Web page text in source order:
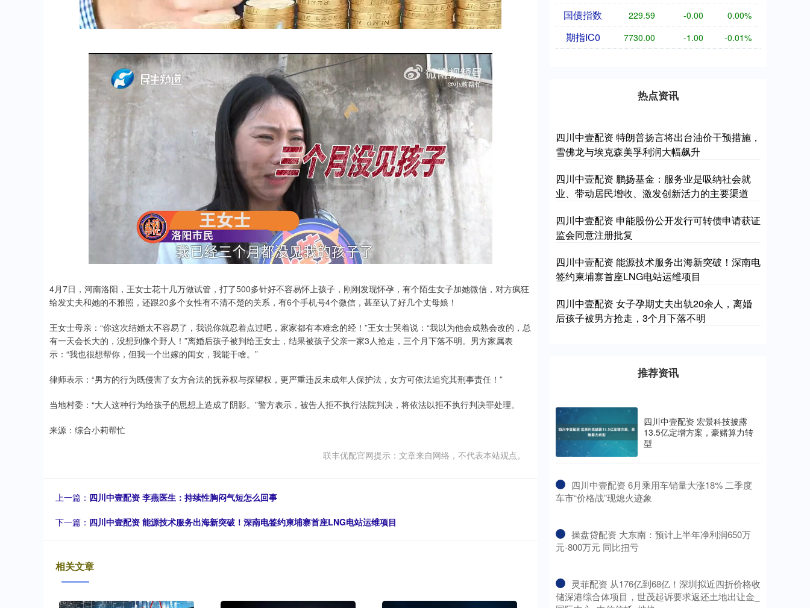
4月7日，河南洛阳，王女士花十几万做试管，打了500多针好不容易怀上孩子，刚刚发现怀孕，有个陌生女子加她微信，对方疯狂
给发丈夫和她的不雅照，还跟20多个女性有不清不楚的关系，有6个手机号4个微信，甚至认了好几个丈母娘！
王女士母亲：“你这次结婚太不容易了，我说你就忍着点过吧，家家都有本难念的经！”王女士哭着说：“我以为他会成熟会改的，总
有一天会长大的，没想到像个野人！”离婚后孩子被判给王女士，结果被孩子父亲一家3人抢走，三个月下落不明。男方家属表
示：“我也很想帮你，但我一个出嫁的闺女，我能干啥。”
律师表示：“男方的行为既侵害了女方合法的抚养权与探望权，更严重违反未成年人保护法，女方可依法追究其刑事责任！”
当地村委：“大人这种行为给孩子的思想上造成了阴影。”警方表示，被告人拒不执行法院判决，将依法以拒不执行判决罪处理。
来源：综合小莉帮忙
联丰优配官网提示：文章来自网络，不代表本站观点。
上一篇： 四川中壹配资 李燕医生：持续性胸闷气短怎么回事
下一篇： 四川中壹配资 能源技术服务出海新突破！深南电签约柬埔寨首座LNG电站运维项目
相关文章
国债指数 229.59 -0.00 0.00%
期指IC0 7730.00 -1.00 -0.01%
热点资讯
四川中壹配资 特朗普扬言将出台油价干预措施，
雪佛龙与埃克森美孚利润大幅飙升
四川中壹配资 鹏扬基金：服务业是吸纳社会就
业、带动居民增收、激发创新活力的主要渠道
四川中壹配资 申能股份公开发行可转债申请获证
监会同意注册批复
四川中壹配资 能源技术服务出海新突破！深南电
签约柬埔寨首座LNG电站运维项目
四川中壹配资 女子孕期丈夫出轨20余人，离婚
后孩子被男方抢走，3个月下落不明
推荐资讯
四川中壹配资 宏景科技披露
13.5亿定增方案，豪赌算力转
型
​四川中壹配资 6月乘用车销量大涨18% 二季度
车市“价格战”现熄火迹象
​操盘贷配资 大东南：预计上半年净利润650万
元-800万元 同比扭亏
​灵菲配资 从176亿到68亿！深圳拟近四折价格收
储深港综合体项目，世茂起诉要求返还土地出让金_